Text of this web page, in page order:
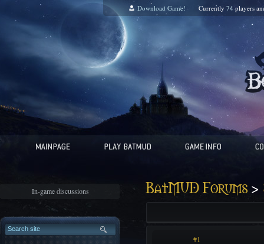
Download Game! Currently 74players
In-game discussions BatMUD Forums>
#1